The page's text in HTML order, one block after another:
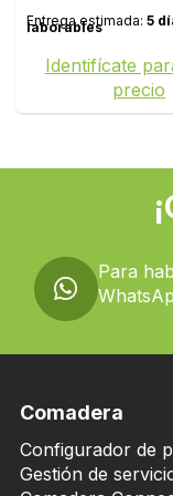
Entrega estimada: 5
laborables
Identifícate
precio
Para
Comadera
Configurador de
Gestión de